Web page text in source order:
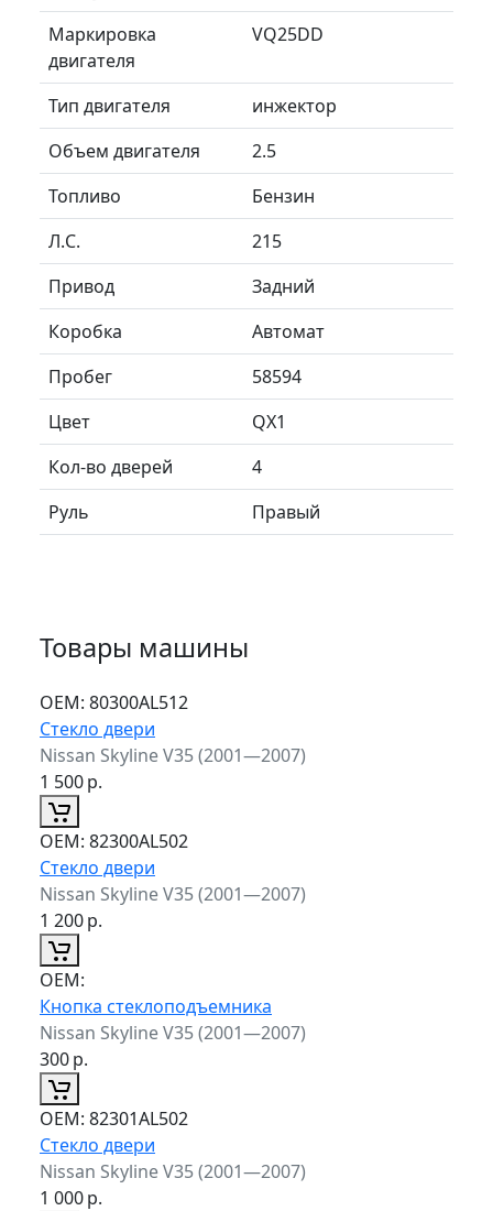
Маркировка
двигателя
VQ25DD
Тип двигателя
инжектор
Объем двигателя
2.5
Топливо
Бензин
Л.C.
215
Привод
Задний
Коробка
Автомат
Пробег
58594
Цвет
QX1
Кол-во дверей
4
Руль
Правый
Товары машины
ОЕМ: 80300AL512
Стекло двери
Nissan Skyline V35 (2001—2007)
1 500р.
ОЕМ: 82300AL502
Стекло двери
Nissan Skyline V35 (2001—2007)
1 200р.
ОЕМ:
Кнопка стеклоподъемника
Nissan Skyline V35 (2001—2007)
300р.
ОЕМ: 82301AL502
Стекло двери
Nissan Skyline V35 (2001—2007)
1 000р.